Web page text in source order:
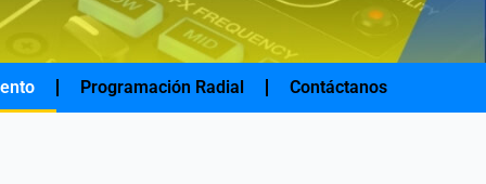
Programación Radial Contáctanos